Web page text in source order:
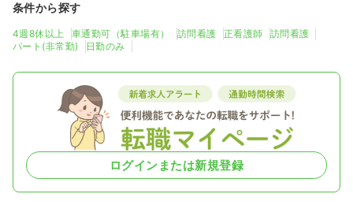
条件から探す
4週8休以上 車通勤可（駐車場有） 訪問看護 正看護師
訪問看護
パート(非常勤)
日勤のみ
ログインまたは新規登録